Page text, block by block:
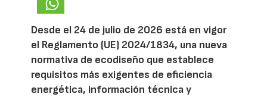
Desde el 24 de julio de 2026 está en vigor
el Reglamento (UE) 2024/1834, una nueva
normativa de ecodiseño que establece
requisitos más exigentes de eficiencia
energética, información técnica y